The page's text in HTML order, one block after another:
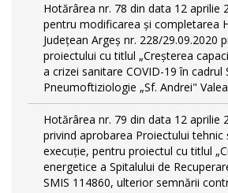
Hotărârea nr. 78 din data 12 aprilie
pentru modificarea și completarea
Județean Argeș nr. 228/29.09.2020
proiectului cu titlul „Creșterea
a crizei sanitare COVID-19 în cadrul
Pneumoftiziologie „Sf. Andrei"
Hotărârea nr. 79 din data 12 aprilie
privind aprobarea Proiectului tehnic
execuție, pentru proiectul cu titlul
energetice a Spitalului de
SMIS 114860, ulterior semnării